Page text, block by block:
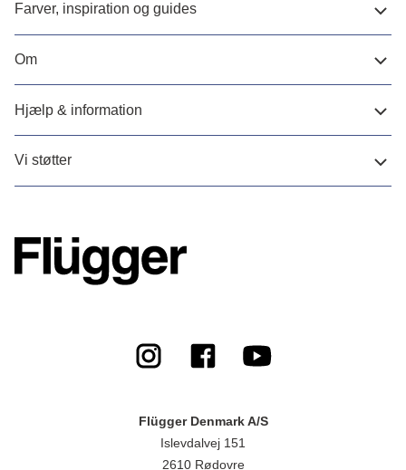
Farver, inspiration og guides
Om
Hjælp & information
Vi støtter
Flügger Denmark A/S
Islevdalvej 151
2610 Rødovre